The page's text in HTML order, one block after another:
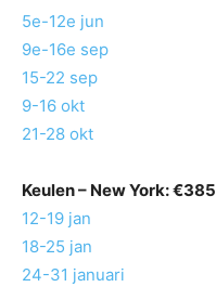
5e-12e jun
9e-16e sep
15-22 sep
9-16 okt
21-28 okt
Keulen– New York: €385
12-19 jan
18-25 jan
24-31 januari